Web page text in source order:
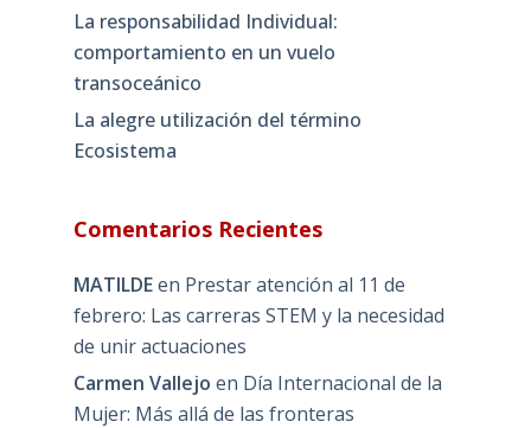
La responsabilidad Individual:
comportamiento en un vuelo
transoceánico
La alegre utilización del término
Ecosistema
Comentarios Recientes
MATILDEen Prestar atención al 11 de
febrero: Las carreras STEM y la necesidad
de unir actuaciones
Carmen Vallejo en Día Internacional de la
Mujer: Más allá de las fronteras